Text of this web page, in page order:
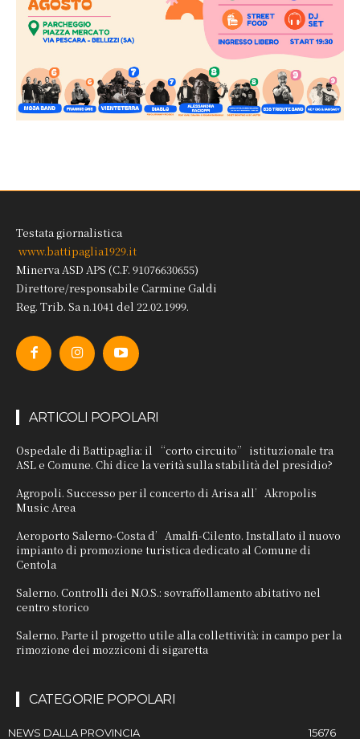
Testata giornalistica
www.battipaglia1929.it
Minerva ASD APS (C.F. 91076630655)
Direttore/responsabile Carmine Galdi
Reg. Trib. Sa n.1041 del 22.02.1999.
ARTICOLI POPOLARI
Ospedale di Battipaglia: il “corto circuito” istituzionale tra
ASL e Comune. Chi dice la verità sulla stabilità del presidio?
Agropoli. Successo per il concerto di Arisa all’Akropolis
Music Area
Aeroporto Salerno-Costa d’Amalfi-Cilento. Installato il nuovo
impianto di promozione turistica dedicato al Comune di
Centola
Salerno. Controlli dei N.O.S.: sovraffollamento abitativo nel
centro storico
Salerno. Parte il progetto utile alla collettività: in campo per la
rimozione dei mozziconi di sigaretta
CATEGORIE POPOLARI
NEWS DALLA PROVINCIA 15676